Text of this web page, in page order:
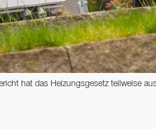
hat das Heizungsgesetz teilweise